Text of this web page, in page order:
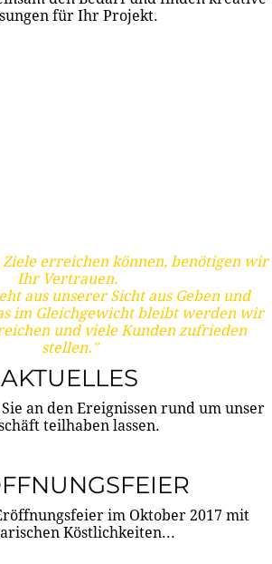
für Ihr Projekt.
erreichen können, benötigen wir
Ihr Vertrauen.
aus unserer Sicht aus Geben und
im Gleichgewicht bleibt werden wir
und viele Kunden zufrieden
stellen."
AKTUELLES
an den Ereignissen rund um unser
teilhaben lassen.
im Oktober 2017 mit
Köstlichkeiten...